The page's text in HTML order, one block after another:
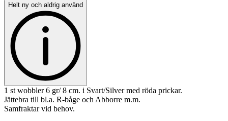
Helt ny och aldrig använd
1 st wobbler 6 gr/ 8 cm. i Svart/Silver med röda prickar.
Jättebra till bl.a. R-båge och Abborre m.m.
Samfraktar vid behov.